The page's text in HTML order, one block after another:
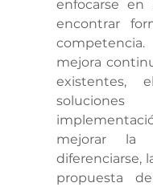
enfocarse en
encontrar
mejora
existentes,
mejorar la
diferenciarse,
propuesta